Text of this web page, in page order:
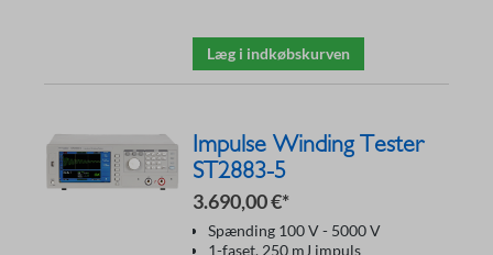
Læg i indkøbskurven
Impulse Winding Tester
ST2883-5
3.690,00 €*
Spænding 100 V - 5000 V
1-faset, 250 mJ impuls